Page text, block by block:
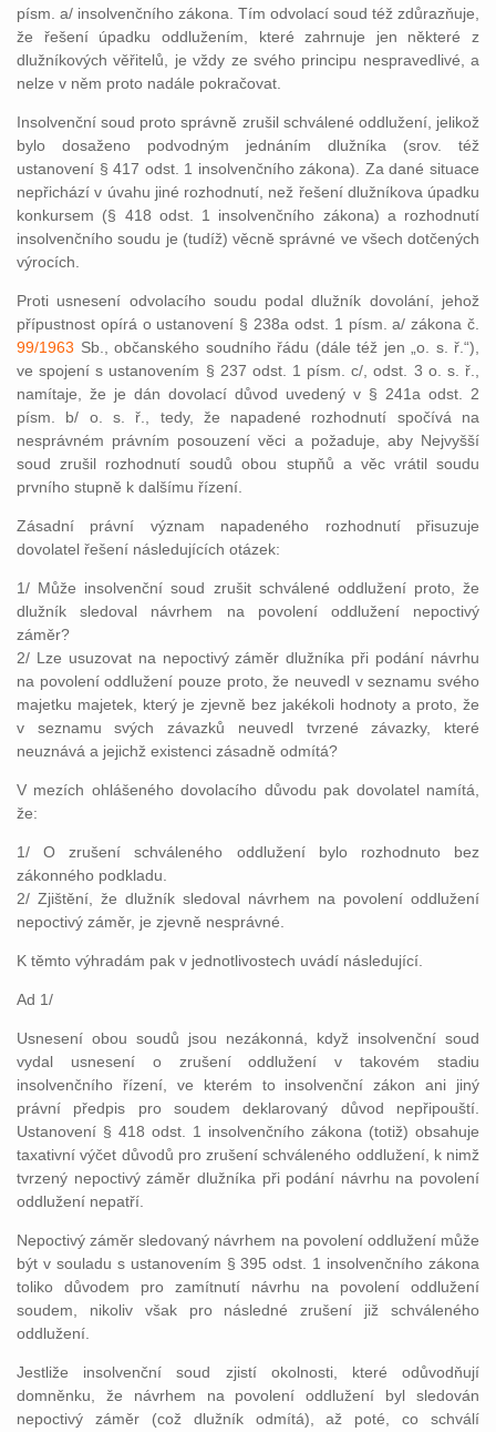
písm. a/ insolvenčního zákona. Tím odvolací soud též zdůrazňuje,
že řešení úpadku oddlužením, které zahrnuje jen některé z
dlužníkových věřitelů, je vždy ze svého principu nespravedlivé, a
nelze v něm proto nadále pokračovat.
Insolvenční soud proto správně zrušil schválené oddlužení, jelikož
bylo dosaženo podvodným jednáním dlužníka (srov. též
ustanovení § 417 odst. 1 insolvenčního zákona). Za dané situace
nepřichází v úvahu jiné rozhodnutí, než řešení dlužníkova úpadku
konkursem (§ 418 odst. 1 insolvenčního zákona) a rozhodnutí
insolvenčního soudu je (tudíž) věcně správné ve všech dotčených
výrocích.
Proti usnesení odvolacího soudu podal dlužník dovolání, jehož
přípustnost opírá o ustanovení § 238a odst. 1 písm. a/ zákona č.
99/1963 Sb., občanského soudního řádu (dále též jen „o. s. ř.“),
ve spojení s ustanovením § 237 odst. 1 písm. c/, odst. 3 o. s. ř.,
namítaje, že je dán dovolací důvod uvedený v § 241a odst. 2
písm. b/ o. s. ř., tedy, že napadené rozhodnutí spočívá na
nesprávném právním posouzení věci a požaduje, aby Nejvyšší
soud zrušil rozhodnutí soudů obou stupňů a věc vrátil soudu
prvního stupně k dalšímu řízení.
Zásadní právní význam napadeného rozhodnutí přisuzuje
dovolatel řešení následujících otázek:
1/ Může insolvenční soud zrušit schválené oddlužení proto, že
dlužník sledoval návrhem na povolení oddlužení nepoctivý
záměr?
2/ Lze usuzovat na nepoctivý záměr dlužníka při podání návrhu
na povolení oddlužení pouze proto, že neuvedl v seznamu svého
majetku majetek, který je zjevně bez jakékoli hodnoty a proto, že
v seznamu svých závazků neuvedl tvrzené závazky, které
neuznává a jejichž existenci zásadně odmítá?
V mezích ohlášeného dovolacího důvodu pak dovolatel namítá,
že:
1/ O zrušení schváleného oddlužení bylo rozhodnuto bez
zákonného podkladu.
2/ Zjištění, že dlužník sledoval návrhem na povolení oddlužení
nepoctivý záměr, je zjevně nesprávné.
K těmto výhradám pak v jednotlivostech uvádí následující.
Ad 1/
Usnesení obou soudů jsou nezákonná, když insolvenční soud
vydal usnesení o zrušení oddlužení v takovém stadiu
insolvenčního řízení, ve kterém to insolvenční zákon ani jiný
právní předpis pro soudem deklarovaný důvod nepřipouští.
Ustanovení § 418 odst. 1 insolvenčního zákona (totiž) obsahuje
taxativní výčet důvodů pro zrušení schváleného oddlužení, k nimž
tvrzený nepoctivý záměr dlužníka při podání návrhu na povolení
oddlužení nepatří.
Nepoctivý záměr sledovaný návrhem na povolení oddlužení může
být v souladu s ustanovením § 395 odst. 1 insolvenčního zákona
toliko důvodem pro zamítnutí návrhu na povolení oddlužení
soudem, nikoliv však pro následné zrušení již schváleného
oddlužení.
Jestliže insolvenční soud zjistí okolnosti, které odůvodňují
domněnku, že návrhem na povolení oddlužení byl sledován
nepoctivý záměr (což dlužník odmítá), až poté, co schválí